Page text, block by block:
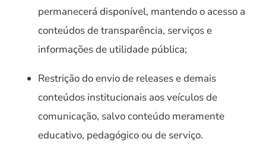
permanecerá disponível, mantendo o acesso a
conteúdos de transparência, serviços e
informações de utilidade pública;
Restrição do envio de releases e demais
conteúdos institucionais aos veículos de
comunicação, salvo conteúdo meramente
educativo, pedagógico ou de serviço.